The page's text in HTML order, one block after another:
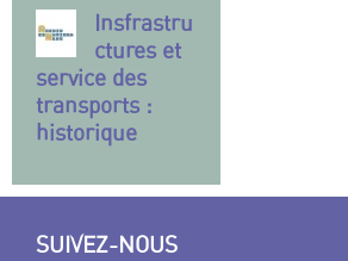
Insfrastru
ctures et
service des
transports :
historique
SUIVEZ-NOUS